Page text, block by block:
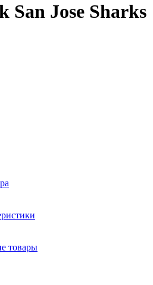
San Jose Sharks